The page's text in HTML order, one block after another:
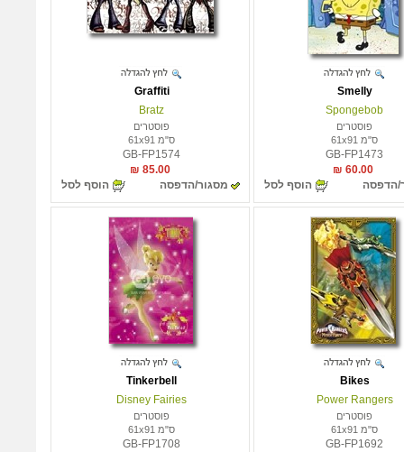
Smelly
Spongebob
פוסטרים
ס"מ 61x91
GB-FP1473
60.00 ₪
הדפסה
הוסף לסל
Graffiti
Bratz
פוסטרים
ס"מ 61x91
GB-FP1574
85.00 ₪
מסגור/הדפסה
הוסף לסל
Bikes
Power Rangers
פוסטרים
ס"מ 61x91
GB-FP1692
Tinkerbell
Disney Fairies
פוסטרים
ס"מ 61x91
GB-FP1708